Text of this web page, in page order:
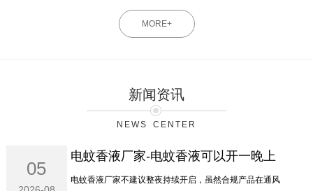
MORE+
新闻资讯
NEWS CENTER
05
电蚊香液厂家-电蚊香液可以开一晚上
吗...
电蚊香液厂家不建议整夜持续开启‌，虽然合规产品在通风